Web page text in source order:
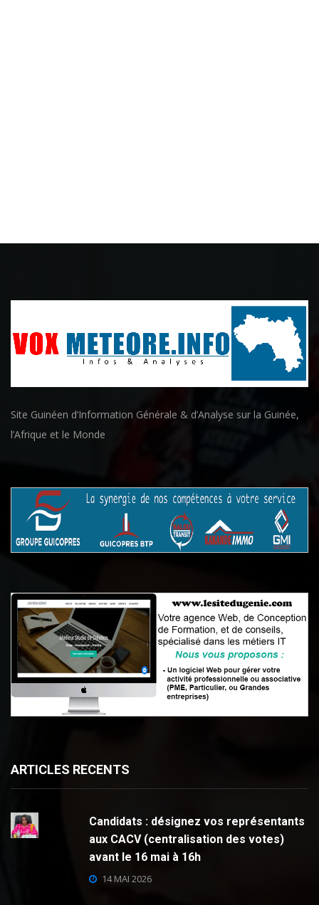
Site Guinéen d’Information Générale & d’Analyse sur la Guinée,
l’Afrique et le Monde
ARTICLES RECENTS
Candidats : désignez vos représentants
aux CACV (centralisation des votes)
avant le 16 mai à 16h
14 MAI 2026